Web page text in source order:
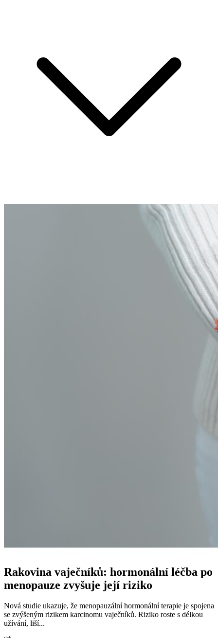
Rakovina vaječníků: hormonální léčba po
menopauze zvyšuje její riziko
Nová studie ukazuje, že menopauzální hormonální terapie je spojena
se zvýšeným rizikem karcinomu vaječníků. Riziko roste s délkou
užívání, liší...